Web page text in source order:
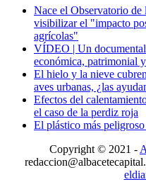
Nace el Observatorio
visibilizar el "impacto
agrícolas"
VÍDEO | Un
económica, patrimonial
El hielo y la nieve
aves urbanas, ¿las
Efectos del
el caso de la perdiz roja
El plástico más
Copyright © 2021 -